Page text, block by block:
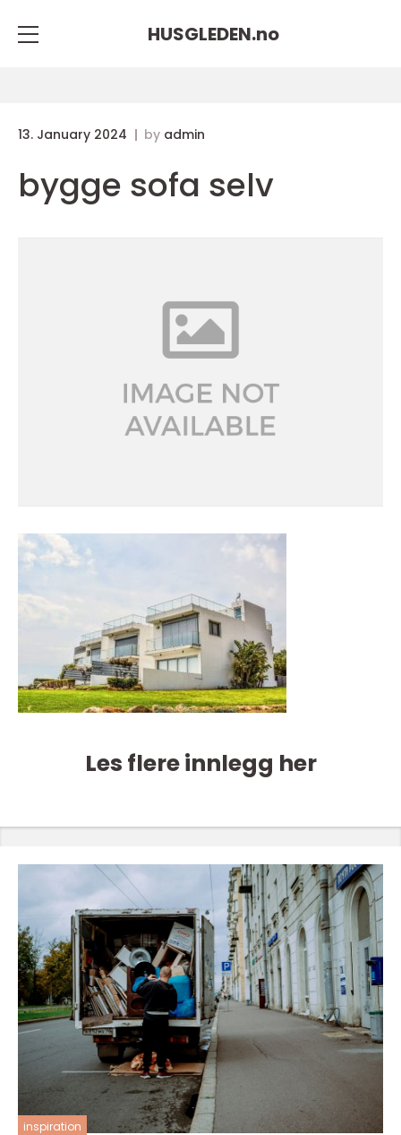
HUSGLEDEN.no
13. January 2024 by admin
bygge sofa selv
Les flere innlegg her
inspiration